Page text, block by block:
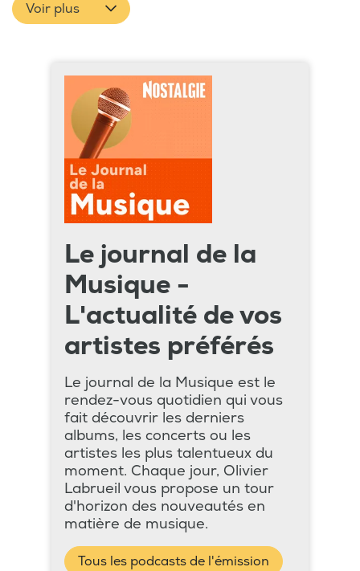
Voir plus
Le journal de la
Musique -
L'actualité de vos
artistes préférés
Le journal de la Musique est le
rendez-vous quotidien qui vous
fait découvrir les derniers
albums, les concerts ou les
artistes les plus talentueux du
moment. Chaque jour, Olivier
Labrueil vous propose un tour
d'horizon des nouveautés en
matière de musique.
Tous les podcasts de l'émission